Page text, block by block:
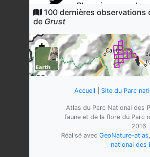
Phoenicurus
1774)
Dernière observation en
Alouette des
Alauda arvensis
Dernière observation en
Crave à bec
Pyrrhocorax
10 observations
Dernière observation en
100 dernières observations
de Grust
+
Accueil Site du Parc
Atlas du Parc National des
faune et de la flore du Parc
2016
Réalisé avec GeoNature-atlas
national des